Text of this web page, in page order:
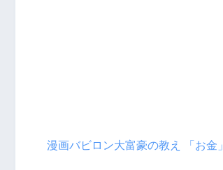
漫画バビロン大富豪の教え 「お金